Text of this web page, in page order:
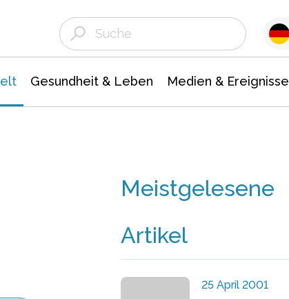
Gesundheit & Leben Medien & Ereignisse
Meistgelesene
Artikel
25 April 2001